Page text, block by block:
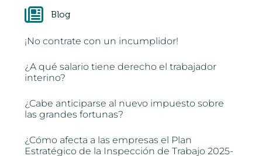
Blog
¡No contrate con un incumplidor!
¿A qué salario tiene derecho el trabajador
interino?
¿Cabe anticiparse al nuevo impuesto sobre
las grandes fortunas?
¿Cómo afecta a las empresas el Plan
Estratégico de la Inspección de Trabajo 2025-